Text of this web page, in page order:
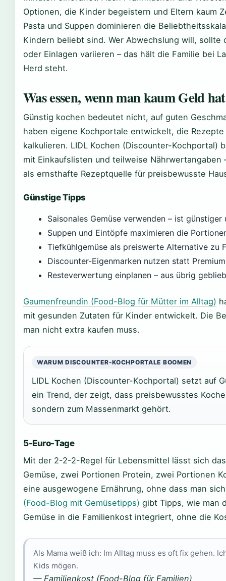
Optionen, die Kinder begeistern und Eltern kaum
Pasta und Suppen dominieren die
Kindern beliebt sind. Wer Abwechslung will,
oder Einlagen variieren – das hält die Familie bei
Herd steht.
Was essen, wenn man kaum Geld
Günstig kochen bedeutet nicht, auf guten
haben eigene Kochportale entwickelt, die
kalkulieren. LIDL Kochen (Discounter-Kochportal)
mit Einkaufslisten und teilweise Nährwertangaben
als ernsthafte Rezeptquelle für preisbewusste
Günstige Tipps
Saisonales Gemüse verwenden – ist
Suppen und Eintöpfe maximieren die
Tiefkühlgemüse als preiswerte Alternative zu
Discounter-Eigenmarken nutzen statt
Resteverwertung einplanen – aus übrig
Gaumenfreundin (Food-Blog für Mütter im Alltag)
mit gesunden Zutaten für Kinder entwickelt. Die
man nicht extra kaufen muss.
WARUM DISCOUNTER-KOCHPORTALE BOOMEN
LIDL Kochen (Discounter-Kochportal) setzt auf
ein Trend, der zeigt, dass preisbewusstes
sondern zum Massenmarkt gehört.
5-Euro-Tage
Mit der 2-2-2-Regel für Lebensmittel lässt sich
Gemüse, zwei Portionen Protein, zwei Portionen
eine ausgewogene Ernährung, ohne dass man
(Food-Blog mit Gemüsetipps) gibt Tipps, wie man
Gemüse in die Familienkost integriert, ohne die
Als Mama weiß ich: Im Alltag muss es oft fix gehen.
Kids mögen.
— Familienkost (Food-Blog für Familien)